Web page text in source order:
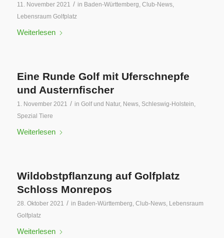
11. November 2021 / in Baden-Württemberg, Club-News,
Lebensraum Golfplatz
Weiterlesen
Eine Runde Golf mit Uferschnepfe
und Austernfischer
1. November 2021 / in Golf und Natur, News, Schleswig-Holstein,
Spezial Tiere
Weiterlesen
Wildobstpflanzung auf Golfplatz
Schloss Monrepos
28. Oktober 2021 / in Baden-Württemberg, Club-News, Lebensraum
Golfplatz
Weiterlesen